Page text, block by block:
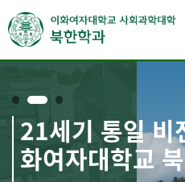
21세기 통일 비
화여자대학교